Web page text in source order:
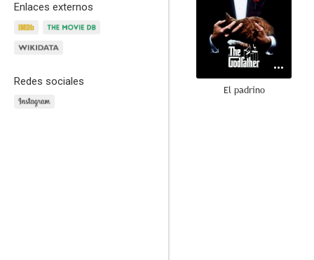
Enlaces externos
Redes sociales
El padrino